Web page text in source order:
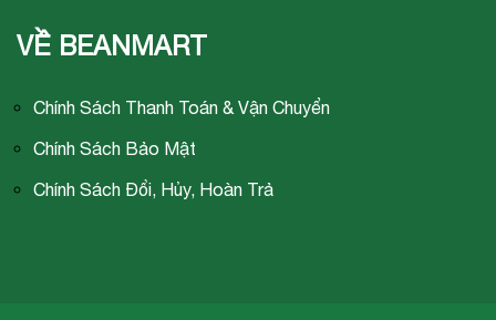
VỀ BEANMART
Chính Sách Thanh Toán & Vận Chuyển
Chính Sách Bảo Mật
Chính Sách Đổi, Hủy, Hoàn Trả